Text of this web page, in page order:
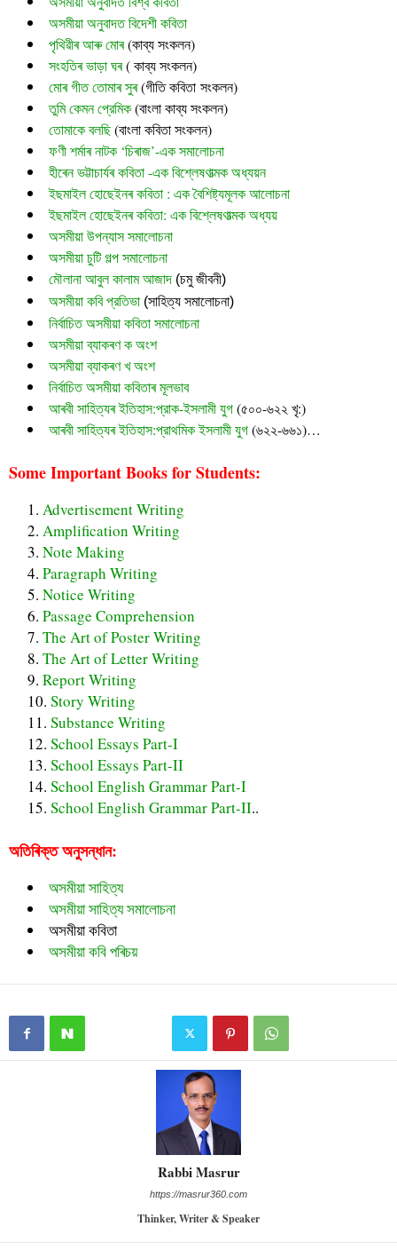
অসমীয়া অনুবাদত বিদেশী কবিতা
পৃথিৱীৰ আৰু মোৰ (কাব্য সংকলন)
সংহতিৰ ভাড়া ঘৰ ( কাব্য সংকলন)
মোৰ গীত তোমাৰ সুৰ (গীতি কবিতা সংকলন)
তুমি কেমন প্রেমিক (বাংলা কাব্য সংকলন)
তোমাকে বলছি (বাংলা কবিতা সংকলন)
ফণী শৰ্মাৰ নাটক ‘চিৰাজ’-এক সমালোচনা
হীৰেন ভট্টাচাৰ্যৰ কবিতা -এক বিশ্লেষণাত্মক অধ্যয়ন
ইছমাইল হোছেইনৰ কবিতা : এক বৈশিষ্ট্যমূলক আলোচনা
ইছমাইল হোছেইনৰ কবিতা: এক বিশ্লেষণাত্মক অধ্যয়
অসমীয়া উপন্যাস সমালোচনা
অসমীয়া চুটি গল্প সমালোচনা
মৌলানা আবুল কালাম আজাদ (চমু জীবনী)
অসমীয়া কবি প্রতিভা (সাহিত্য সমালোচনা)
নির্বাচিত অসমীয়া কবিতা সমালোচনা
অসমীয়া ব্যাকৰণ ক অংশ
অসমীয়া ব্যাকৰণ খ অংশ
নির্বাচিত অসমীয়া কবিতাৰ মূলভাব
আৰবী সাহিত্যৰ ইতিহাস:প্রাক-ইসলামী যুগ(৫০০-৬২২ খৃ:)
আৰবী সাহিত্যৰ ইতিহাস:প্রাথমিক ইসলামী যুগ(৬২২-৬৬১)…
Some Important Books for Students:
Advertisement Writing
Amplification Writing
Note Making
Paragraph Writing
Notice Writing
Passage Comprehension
The Art of Poster Writing
The Art of Letter Writing
Report Writing
Story Writing
Substance Writing
School Essays Part-I
School Essays Part-II
School English Grammar Part-I
School English Grammar Part-II..
অতিৰিক্ত অনুসন্ধান:
অসমীয়া সাহিত্য
অসমীয়া সাহিত্য সমালোচনা
অসমীয়া কবিতা
অসমীয়া কবি পৰিচয়
Rabbi Masrur
https://masrur360.com
Thinker, Writer & Speaker